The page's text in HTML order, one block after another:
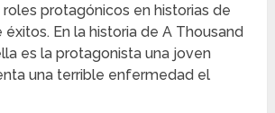
roles protagónicos en historias de
En la historia de A Thousand
es la protagonista una joven
una terrible enfermedad el